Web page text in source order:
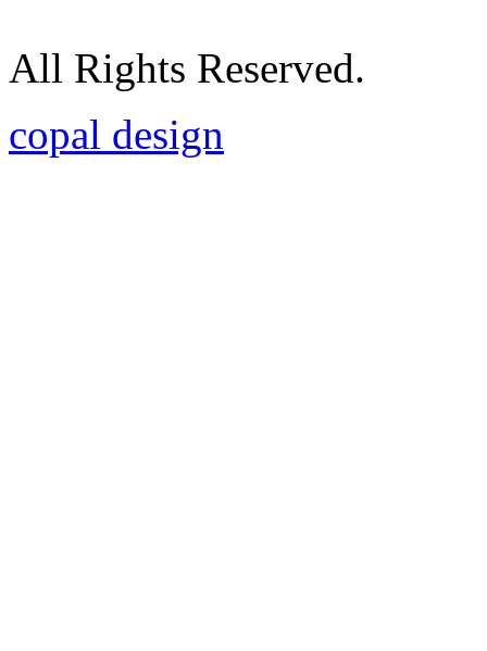
All Rights Reserved.
copal design